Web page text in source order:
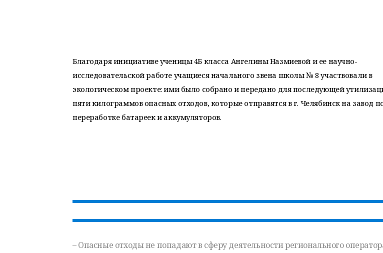
Благодаря инициативе ученицы 4Б класса Ангелины Назмиевой и ее научно-
исследовательской работе учащиеся начального звена школы № 8 участвовали в
экологическом проекте: ими было собрано и передано для последующей
пяти килограммов опасных отходов, которые отправятся в г. Челябинск на завод
переработке батареек и аккумуляторов.
– Опасные отходы не попадают в сферу деятельности регионального